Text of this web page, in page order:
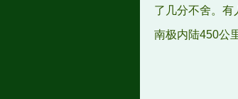
了几分不舍。有
南极内陆450公